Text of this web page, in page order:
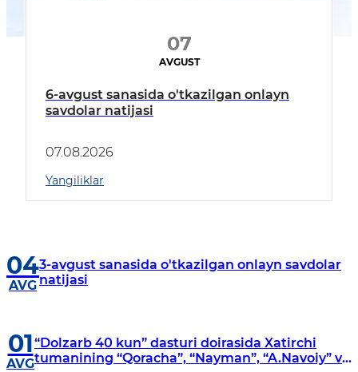
07
AVGUST
6-avgust sanasida o'tkazilgan onlayn
savdolar natijasi
07.08.2026
Yangiliklar
04
AVG
3-avgust sanasida o'tkazilgan onlayn savdolar
natijasi
01
AVG
“Dolzarb 40 kun” dasturi doirasida Xatirchi
tumanining “Qoracha”, “Nayman”, “A.Navoiy” va